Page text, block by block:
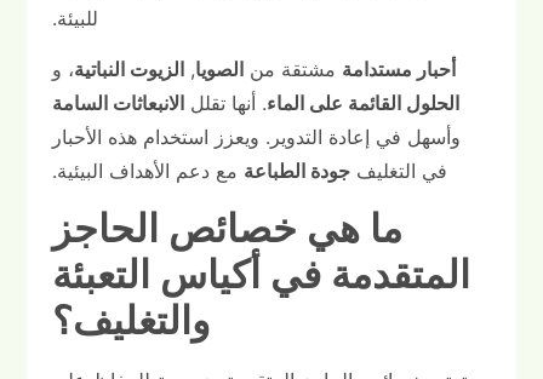
للبيئة.
أحبار مستدامة مشتقة من الصويا, الزيوت النباتية، و
الحلول القائمة على الماء. أنها تقلل الانبعاثات السامة
وأسهل في إعادة التدوير. ويعزز استخدام هذه الأحبار
في التغليفجودة الطباعة مع دعم الأهداف البيئية.
ما هي خصائص الحاجز
المتقدمة في أكياس التعبئة
والتغليف؟